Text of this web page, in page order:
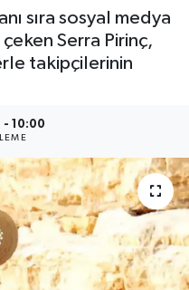
sıra sosyal medya
Serra Pirinç,
takipçilerinin
- 10:00